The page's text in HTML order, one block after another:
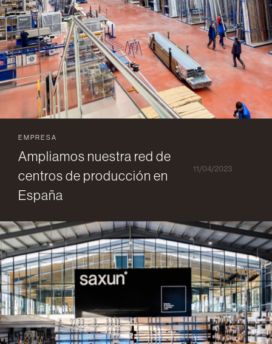
EMPRESA
Ampliamos nuestra red de
centros de producción en
España
11/04/2023